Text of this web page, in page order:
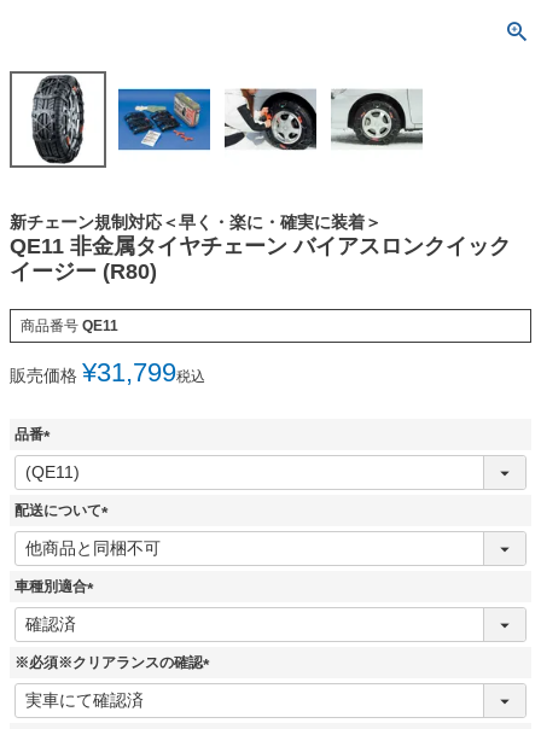
新チェーン規制対応＜早く・楽に・確実に装着＞
QE11 非金属タイヤチェーン バイアスロンクイック
イージー (R80)
商品番号 QE11
販売価格 ¥31,799税込
品番
(
必
須
配送について
(
必
車種別適合
(
須
※必須※クリアランスの確認
(